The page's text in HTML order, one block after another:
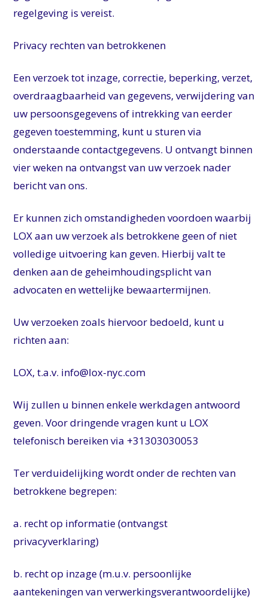
regelgeving is vereist.
Privacy rechten van betrokkenen
Een verzoek tot inzage, correctie, beperking, verzet,
overdraagbaarheid van gegevens, verwijdering van
uw persoonsgegevens of intrekking van eerder
gegeven toestemming, kunt u sturen via
onderstaande contactgegevens. U ontvangt binnen
vier weken na ontvangst van uw verzoek nader
bericht van ons.
Er kunnen zich omstandigheden voordoen waarbij
LOX aan uw verzoek als betrokkene geen of niet
volledige uitvoering kan geven. Hierbij valt te
denken aan de geheimhoudingsplicht van
advocaten en wettelijke bewaartermijnen.
Uw verzoeken zoals hiervoor bedoeld, kunt u
richten aan:
LOX, t.a.v. info@lox-nyc.com
Wij zullen u binnen enkele werkdagen antwoord
geven. Voor dringende vragen kunt u LOX
telefonisch bereiken via +31303030053
Ter verduidelijking wordt onder de rechten van
betrokkene begrepen:
a. recht op informatie (ontvangst
privacyverklaring)
b. recht op inzage (m.u.v. persoonlijke
aantekeningen van verwerkingsverantwoordelijke)